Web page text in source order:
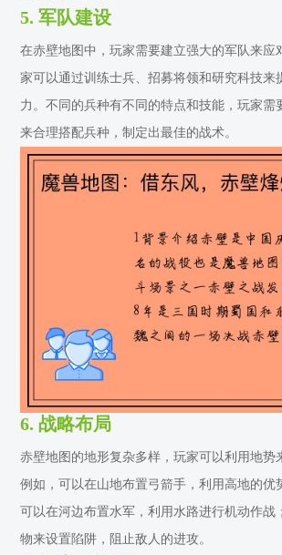
5. 军队建设
在赤壁地图中，玩家需要建立强大的军队来应
家可以通过训练士兵、招募将领和研究科技来
力。不同的兵种有不同的特点和技能，玩家需
来合理搭配兵种，制定出最佳的战术。
6. 战略布局
赤壁地图的地形复杂多样，玩家可以利用地势
例如，可以在山地布置弓箭手，利用高地的优
可以在河边布置水军，利用水路进行机动作战
物来设置陷阱，阻止敌人的进攻。